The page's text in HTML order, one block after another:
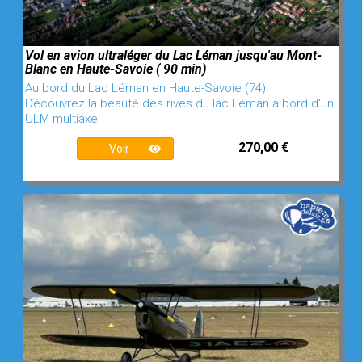
Vol en avion ultraléger du Lac Léman jusqu'au Mont-
Blanc en Haute-Savoie ( 90 min)
Au bord du Lac Léman en Haute-Savoie (74)
Découvrez la beauté des rives du lac Léman à bord d'un
ULM multiaxe!
Voir 270,00 €